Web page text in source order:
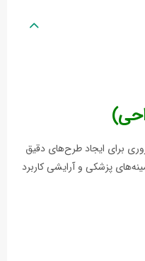
برای ایجاد طرح‌های دقیق
پزشکی و آرایشی کاربرد